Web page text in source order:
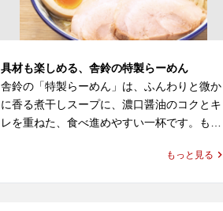
具材も楽しめる、舎鈴の特製らーめん
舎鈴の「特製らーめん」は、ふんわりと微か
に香る煮干しスープに、濃口醤油のコクとキ
レを重ねた、食べ進めやすい一杯です。もっ
製ならではの具材が加わり、舎鈴 ラーメンと
もっと見る